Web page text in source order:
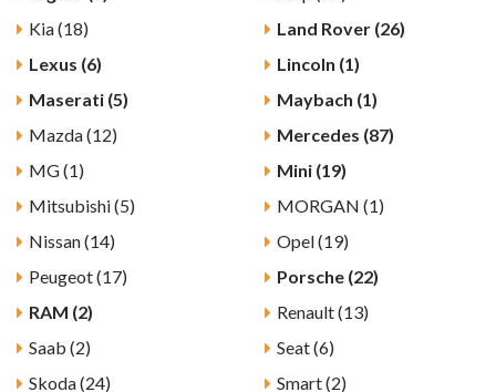
Kia (18)
Land Rover (26)
Lexus (6)
Lincoln (1)
Maserati (5)
Maybach (1)
Mazda (12)
Mercedes (87)
MG (1)
Mini (19)
Mitsubishi (5)
MORGAN (1)
Nissan (14)
Opel (19)
Peugeot (17)
Porsche (22)
RAM (2)
Renault (13)
Saab (2)
Seat (6)
Skoda (24)
Smart (2)